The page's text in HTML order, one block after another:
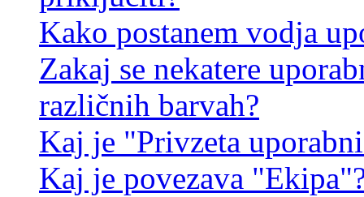
Kako postanem vodja
Zakaj se nekatere
različnih barvah?
Kaj je "Privzeta
Kaj je povezava